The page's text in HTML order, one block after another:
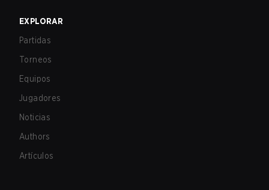
EXPLORAR
Partidas
Torneos
Equipos
Jugadores
Noticias
Authors
Artículos